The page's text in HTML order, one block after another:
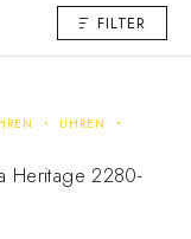
FILTER
UHREN
Heritage 2280-